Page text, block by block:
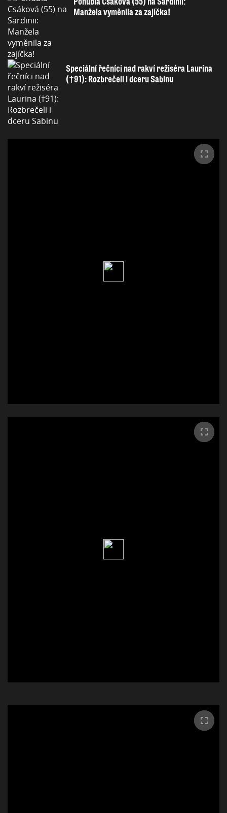
Manžela vyměnila za zajíčka!
Speciální řečníci nad rakví režiséra Laurina
(†91): Rozbrečeli i dceru Sabinu